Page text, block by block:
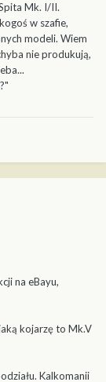
Mk. I/II.
w szafie,
modeli. Wiem
nie produkują,
na eBayu,
kojarzę to Mk.V
Kalkomanii